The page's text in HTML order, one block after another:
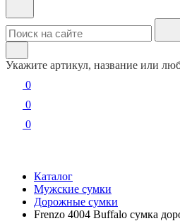
Укажите артикул, название или
0
0
0
Каталог
Мужские сумки
Дорожные сумки
Frenzo 4004 Buffalo сумка